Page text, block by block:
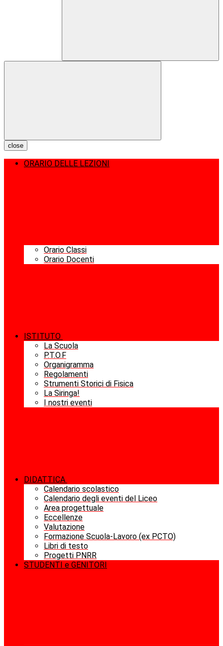
close
ORARIO DELLE LEZIONI
Orario Classi
Orario Docenti
ISTITUTO
La Scuola
P.T.O.F
Organigramma
Regolamenti
Strumenti Storici di Fisica
La Siringa!
I nostri eventi
DIDATTICA
Calendario scolastico
Calendario degli eventi del Liceo
Area progettuale
Eccellenze
Valutazione
Formazione Scuola-Lavoro (ex PCTO)
Libri di testo
Progetti PNRR
STUDENTI e GENITORI